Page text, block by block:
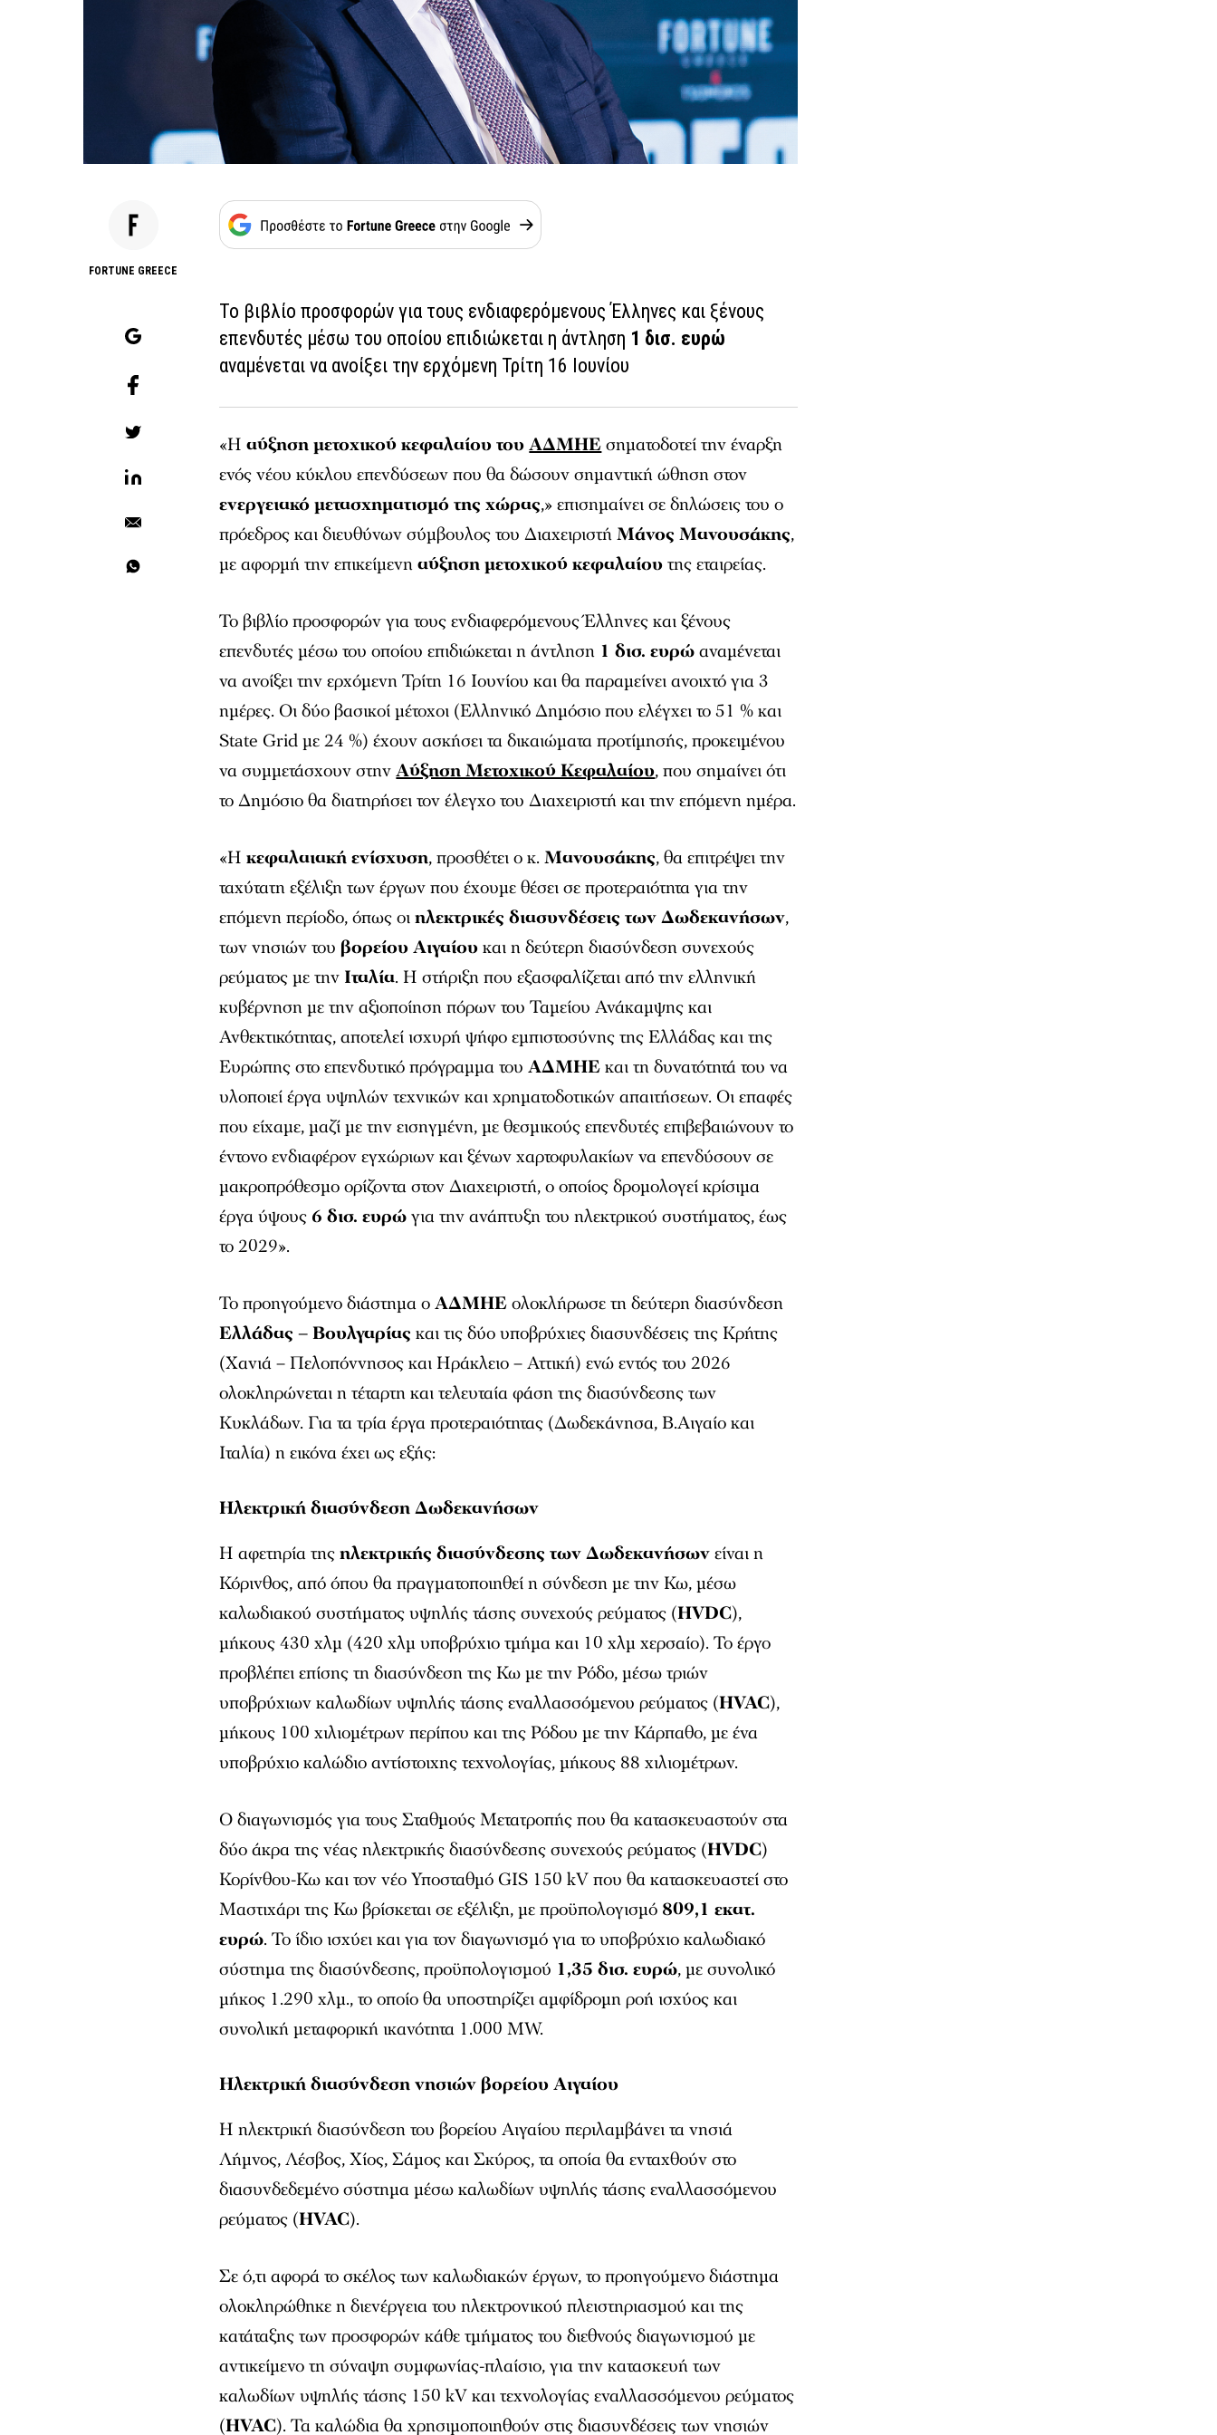
FORTUNE GREECE
Το βιβλίο προσφορών για τους ενδιαφερόμενους Έλληνες και ξένους
επενδυτές μέσω του οποίου επιδιώκεται η άντληση 1 δισ. ευρώ
αναμένεται να ανοίξει την ερχόμενη Τρίτη 16 Ιουνίου
«Ηαύξηση μετοχικού κεφαλαίου τουΑΔΜΗΕσηματοδοτεί την έναρξη
ενός νέου κύκλου επενδύσεων που θα δώσουν σημαντική ώθηση στον
ενεργειακό μετασχηματισμό της χώρας,» επισημαίνει σε δηλώσεις του ο
πρόεδρος και διευθύνων σύμβουλος του ΔιαχειριστήΜάνος Μανουσάκης,
με αφορμή την επικείμενηαύξηση μετοχικού κεφαλαίουτης εταιρείας.
Το βιβλίο προσφορών για τους ενδιαφερόμενους Έλληνες και ξένους
επενδυτές μέσω του οποίου επιδιώκεται η άντληση 1 δισ. ευρώαναμένεται
να ανοίξει την ερχόμενη Τρίτη 16 Ιουνίου και θα παραμείνει ανοιχτό για 3
ημέρες. Οι δύο βασικοί μέτοχοι (Ελληνικό Δημόσιο που ελέγχει το 51 % και
State Grid με 24 %) έχουν ασκήσει τα δικαιώματα προτίμησής, προκειμένου
να συμμετάσχουν στηνΑύξηση Μετοχικού Κεφαλαίου, που σημαίνει ότι
το Δημόσιο θα διατηρήσει τον έλεγχο του Διαχειριστή και την επόμενη ημέρα.
«Ηκεφαλαιακή ενίσχυση, προσθέτει ο κ.Μανουσάκης, θα επιτρέψει την
ταχύτατη εξέλιξη των έργων που έχουμε θέσει σε προτεραιότητα για την
επόμενη περίοδο, όπως οιηλεκτρικές διασυνδέσεις των Δωδεκανήσων,
των νησιών τουβορείου Αιγαίουκαι η δεύτερη διασύνδεση συνεχούς
ρεύματος με την Ιταλία. Η στήριξη που εξασφαλίζεται από την ελληνική
κυβέρνηση με την αξιοποίηση πόρων του Ταμείου Ανάκαμψης και
Ανθεκτικότητας, αποτελεί ισχυρή ψήφο εμπιστοσύνης της Ελλάδας και της
Ευρώπης στο επενδυτικό πρόγραμμα τουΑΔΜΗΕκαι τη δυνατότητά του να
υλοποιεί έργα υψηλών τεχνικών και χρηματοδοτικών απαιτήσεων. Οι επαφές
που είχαμε, μαζί με την εισηγμένη, με θεσμικούς επενδυτές επιβεβαιώνουν το
έντονο ενδιαφέρον εγχώριων και ξένων χαρτοφυλακίων να επενδύσουν σε
μακροπρόθεσμο ορίζοντα στον Διαχειριστή, ο οποίος δρομολογεί κρίσιμα
έργα ύψους 6 δισ. ευρώγια την ανάπτυξη του ηλεκτρικού συστήματος, έως
το 2029».
Το προηγούμενο διάστημα οΑΔΜΗΕολοκλήρωσε τη δεύτερη διασύνδεση
Ελλάδας – Βουλγαρίας και τις δύο υποβρύχιες διασυνδέσεις της Κρήτης
(Χανιά – Πελοπόννησος και Ηράκλειο – Αττική) ενώ εντός του 2026
ολοκληρώνεται η τέταρτη και τελευταία φάση της διασύνδεσης των
Κυκλάδων. Για τα τρία έργα προτεραιότητας (Δωδεκάνησα, Β.Αιγαίο και
Ιταλία) η εικόνα έχει ως εξής:
Ηλεκτρική διασύνδεση Δωδεκανήσων
Η αφετηρία τηςηλεκτρικής διασύνδεσης των Δωδεκανήσωνείναι η
Κόρινθος, από όπου θα πραγματοποιηθεί η σύνδεση με την Κω, μέσω
καλωδιακού συστήματος υψηλής τάσης συνεχούς ρεύματος (HVDC),
μήκους 430 χλμ (420 χλμ υποβρύχιο τμήμα και 10 χλμ χερσαίο). Το έργο
προβλέπει επίσης τη διασύνδεση της Κω με την Ρόδο, μέσω τριών
υποβρύχιων καλωδίων υψηλής τάσης εναλλασσόμενου ρεύματος (HVAC),
μήκους 100 χιλιομέτρων περίπου και της Ρόδου με την Κάρπαθο, με ένα
υποβρύχιο καλώδιο αντίστοιχης τεχνολογίας, μήκους 88 χιλιομέτρων.
Ο διαγωνισμός για τους Σταθμούς Μετατροπής που θα κατασκευαστούν στα
δύο άκρα της νέας ηλεκτρικής διασύνδεσης συνεχούς ρεύματος (HVDC)
Κορίνθου-Κω και τον νέο Υποσταθμό GIS 150 kV που θα κατασκευαστεί στο
Μαστιχάρι της Κω βρίσκεται σε εξέλιξη, με προϋπολογισμό 809,1 εκατ.
ευρώ. Το ίδιο ισχύει και για τον διαγωνισμό για το υποβρύχιο καλωδιακό
σύστημα της διασύνδεσης, προϋπολογισμού 1,35 δισ. ευρώ, με συνολικό
μήκος 1.290 χλμ., το οποίο θα υποστηρίζει αμφίδρομη ροή ισχύος και
συνολική μεταφορική ικανότητα 1.000 MW.
Ηλεκτρική διασύνδεση νησιών βορείου Αιγαίου
Η ηλεκτρική διασύνδεση του βορείου Αιγαίου περιλαμβάνει τα νησιά
Λήμνος, Λέσβος, Χίος, Σάμος και Σκύρος, τα οποία θα ενταχθούν στο
διασυνδεδεμένο σύστημα μέσω καλωδίων υψηλής τάσης εναλλασσόμενου
ρεύματος (HVAC).
Σε ό,τι αφορά το σκέλος των καλωδιακών έργων, το προηγούμενο διάστημα
ολοκληρώθηκε η διενέργεια του ηλεκτρονικού πλειστηριασμού και της
κατάταξης των προσφορών κάθε τμήματος του διεθνούς διαγωνισμού με
αντικείμενο τη σύναψη συμφωνίας-πλαίσιο, για την κατασκευή των
καλωδίων υψηλής τάσης 150 kV και τεχνολογίας εναλλασσόμενου ρεύματος
(HVAC). Τα καλώδια θα χρησιμοποιηθούν στις διασυνδέσεις των νησιών